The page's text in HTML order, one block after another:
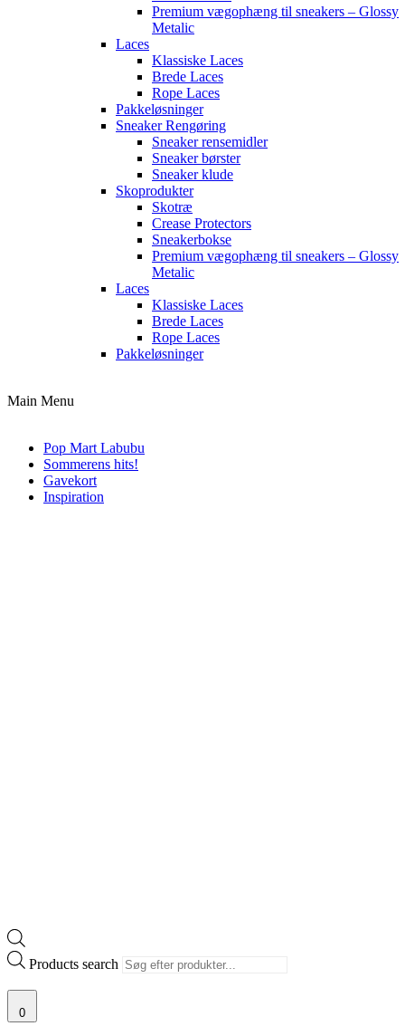
Premium vægophæng til sneakers – Glossy
Metalic
Laces
Klassiske Laces
Brede Laces
Rope Laces
Pakkeløsninger
Sneaker Rengøring
Sneaker rensemidler
Sneaker børster
Sneaker klude
Skoprodukter
Skotræ
Crease Protectors
Sneakerbokse
Premium vægophæng til sneakers – Glossy
Metalic
Laces
Klassiske Laces
Brede Laces
Rope Laces
Pakkeløsninger
Main Menu
Pop Mart Labubu
Sommerens hits!
Gavekort
Inspiration
Products search
0